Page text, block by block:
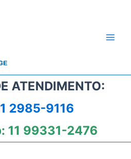
ATENDIMENTO:
2985-9116
11 99331-2476